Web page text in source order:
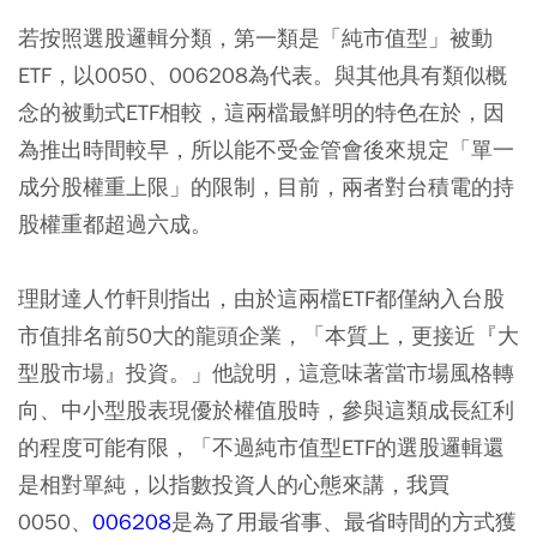
若按照選股邏輯分類，第一類是「純市值型」被動
ETF，以0050、006208為代表。與其他具有類似概
念的被動式ETF相較，這兩檔最鮮明的特色在於，因
為推出時間較早，所以能不受金管會後來規定「單一
成分股權重上限」的限制，目前，兩者對台積電的持
股權重都超過六成。
理財達人竹軒則指出，由於這兩檔ETF都僅納入台股
市值排名前50大的龍頭企業，「本質上，更接近『大
型股市場』投資。」他說明，這意味著當市場風格轉
向、中小型股表現優於權值股時，參與這類成長紅利
的程度可能有限，「不過純市值型ETF的選股邏輯還
是相對單純，以指數投資人的心態來講，我買
0050、 006208是為了用最省事、最省時間的方式獲